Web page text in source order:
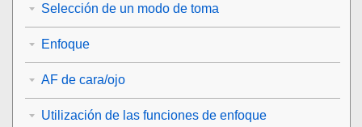
Selección de un modo de toma
Enfoque
AF de cara/ojo
Utilización de las funciones de enfoque